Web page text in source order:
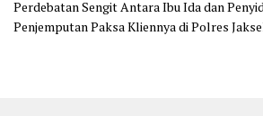
Perdebatan Sengit Antara Ibu Ida dan
Penjemputan Paksa Kliennya di Polres